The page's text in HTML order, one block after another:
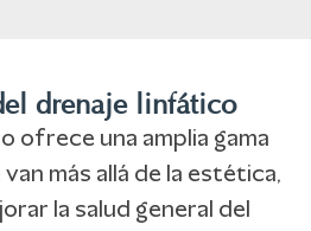
drenaje linfático
ofrece una amplia gama
más allá de la estética,
la salud general del